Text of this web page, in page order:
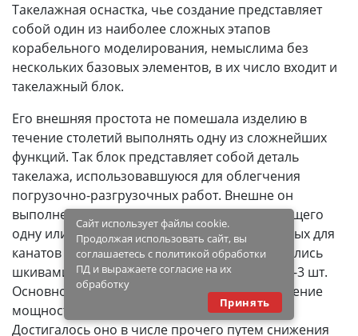
Такелажная оснастка, чье создание представляет
собой один из наиболее сложных этапов
корабельного моделирования, немыслима без
нескольких базовых элементов, в их число входит и
такелажный блок.
Его внешняя простота не помешала изделию в
течение столетий выполнять одну из сложнейших
функций. Так блок представляет собой деталь
такелажа, использовавшуюся для облегчения
погрузочно-разгрузочных работ. Внешне он
выполнен в виде роликового изделия, имеющего
одну или несколько канавок, предназначенных для
канатов и тросов. На флоте канавки именовались
шкивами, и в среднем их число составляло 1-3 шт.
Основной функцией детали являлось увеличение
мощности грузоподъемного механизма.
Достигалось оно в числе прочего путем снижения
Сайт использует файлы cookie.
Продолжая использовать сайт, вы
соглашаетесь с политикой обработки
ПД и выражаете согласие на их
обработку
Принять